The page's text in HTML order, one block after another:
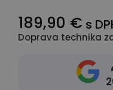
189,90 € s
Doprava technika